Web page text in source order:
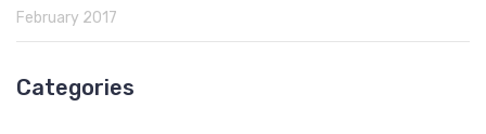
February 2017
Categories